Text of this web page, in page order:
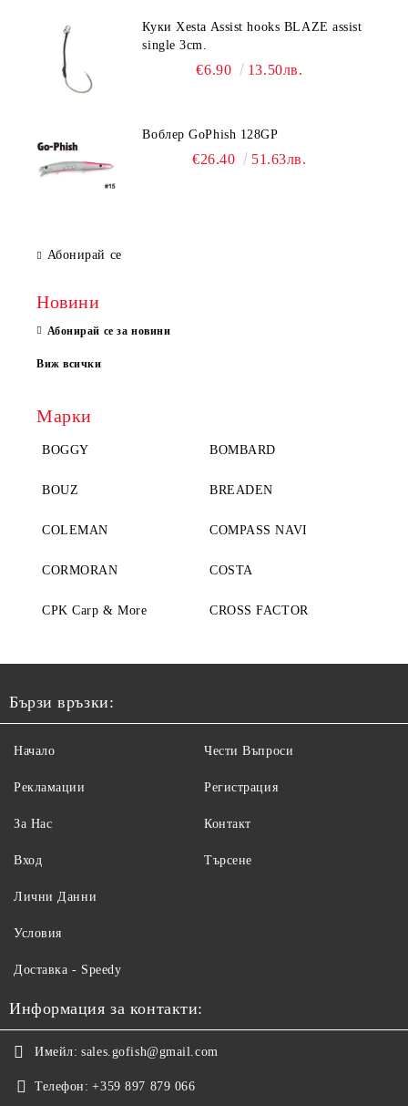
Куки Xesta Assist hooks BLAZE assist
single 3cm.
€6.90 13.50лв.
Воблер GoPhish 128GP
€26.40 51.63лв.
Абонирай се
Новини
Абонирай се за новини
Виж всички
Марки
BOGGY BOMBARD
BOUZ BREADEN
COLEMAN COMPASS NAVI
CORMORAN COSTA
CPK Carp & More CROSS FACTOR
Бързи връзки:
Начало
Рекламации
За Нас
Вход
Чести Въпроси
Регистрация
Контакт
Търсене
Лични Данни
Условия
Доставка - Speedy
Информация за контакти:
Имейл: sales.gofish@gmail.com
Телефон: +359 897 879 066